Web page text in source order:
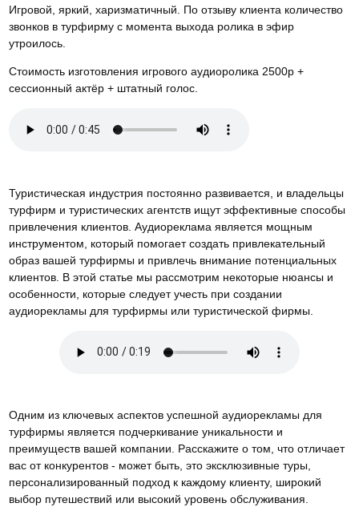
Игровой, яркий, харизматичный. По отзыву клиента количество
звонков в турфирму с момента выхода ролика в эфир
утроилось.
Стоимость изготовления игрового аудиоролика 2500р +
сессионный актёр + штатный голос.
Туристическая индустрия постоянно развивается, и владельцы
турфирм и туристических агентств ищут эффективные способы
привлечения клиентов. Аудиореклама является мощным
инструментом, который помогает создать привлекательный
образ вашей турфирмы и привлечь внимание потенциальных
клиентов. В этой статье мы рассмотрим некоторые нюансы и
особенности, которые следует учесть при создании
аудиорекламы для турфирмы или туристической фирмы.
Одним из ключевых аспектов успешной аудиорекламы для
турфирмы является подчеркивание уникальности и
преимуществ вашей компании. Расскажите о том, что отличает
вас от конкурентов - может быть, это эксклюзивные туры,
персонализированный подход к каждому клиенту, широкий
выбор путешествий или высокий уровень обслуживания.